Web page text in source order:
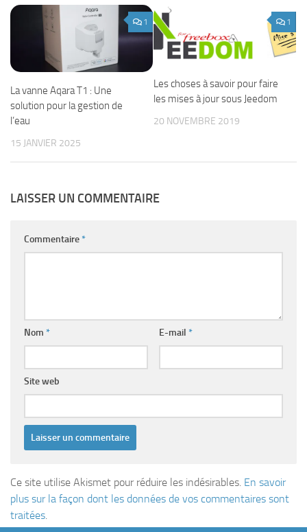
1
La vanne Aqara T1 : Une
solution pour la gestion de
l’eau
15 JANVIER 2025
1
Les choses à savoir pour faire
les mises à jour sous Jeedom
20 NOVEMBRE 2019
LAISSER UN COMMENTAIRE
Commentaire*
Nom * E-mail *
Site web
Ce site utilise Akismet pour réduire les indésirables. En savoir
plus sur la façon dont les données de vos commentaires sont
traitées.